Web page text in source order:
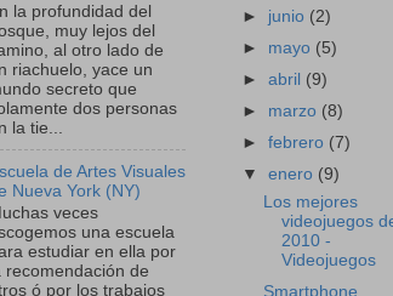
la profundidad del
muy lejos del
al otro lado de
riachuelo, yace un
secreto que
dos personas
la tie...
de Artes Visuales
Nueva York (NY)
veces
una escuela
estudiar en ella por
recomendación de
ó por los trabajos
► junio (2)
► mayo (5)
►abril (9)
► marzo (8)
►febrero (7)
▼enero (9)
Los mejores
videojuegos
2010 -
Videojuegos
Smartphone